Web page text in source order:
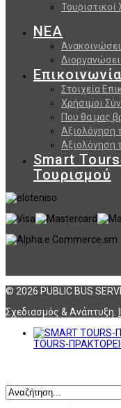
Τουριστικοί
ΝΕΑ
Επικοινωνία
Στοιχεία
Χρήσιμοι
Που θα μας
Αξιολόγηση
Αξιολόγηση
Smart
Τουρισμού
© 2026 PUBLIC BUS
Σχεδιασμός & Ανάπτυξη:
TOURS-